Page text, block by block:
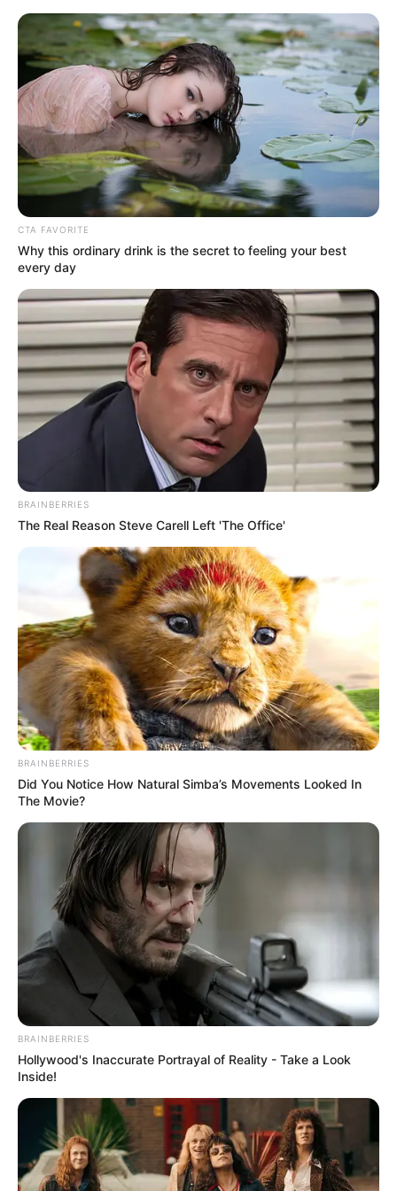
HOME
INSPIRASI
STYLE
FILM &
SERIES
NGAKAK
QUOTES
HYPE
MORE
Ronggeng Kematian
CTA FAVORITE
Why this ordinary drink is the secret to feeling your best
every day
BRAINBERRIES
The Real Reason Steve Carell Left 'The Office'
BRAINBERRIES
Did You Notice How Natural Simba’s Movements Looked In
The Movie?
BRAINBERRIES
Hollywood's Inaccurate Portrayal of Reality - Take a Look
Inside!